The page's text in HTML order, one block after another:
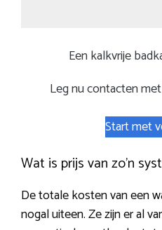
Een kalkvrije
Leg nu contacten
Start met
Wat is prijs van zo’n
De totale kosten van een
nogal uiteen. Ze zijn er al